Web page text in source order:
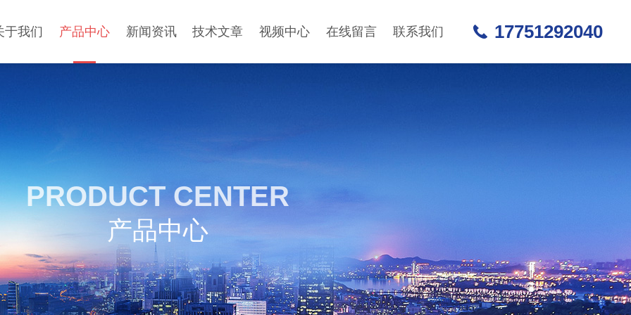
于我们 产品中心 新闻资讯 技术文章 视频中心 在线留言 联系我们 17751292040
PRODUCT CENTER
产品中心